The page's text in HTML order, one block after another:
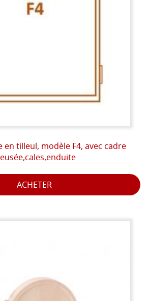
en tilleul, modèle F4, avec cadre
ACHETER